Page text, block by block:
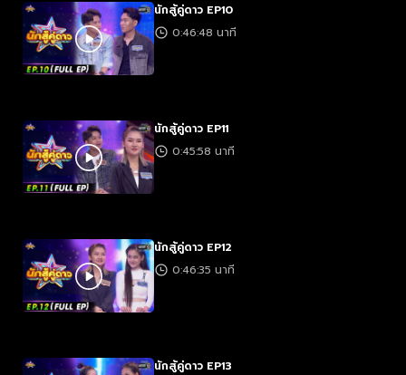
นักสู้คู่ดาว EP10
0:46:48 นาที
นักสู้คู่ดาว EP11
0:45:58 นาที
นักสู้คู่ดาว EP12
0:46:35 นาที
นักสู้คู่ดาว EP13